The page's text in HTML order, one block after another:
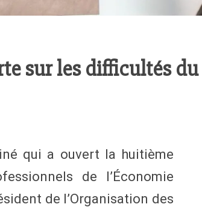
sur les difficultés du
qui a ouvert la huitième
de l’Économie
de l’Organisation des